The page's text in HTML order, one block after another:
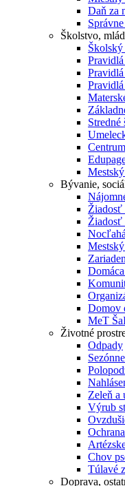
Daň za
Školstvo,
Školský
Stredné
Bývanie,
Žiadosť
Žiadosť
Domov
MeT
Životné
Odpady
Zeleň a
Výrub
Chov
Túlavé
Doprava,